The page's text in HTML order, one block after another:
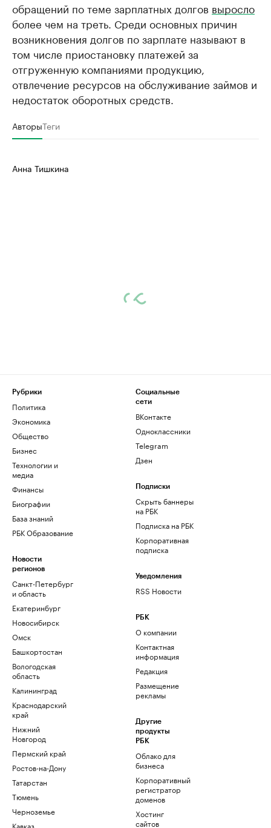
обращений по теме зарплатных долгов выросло
более чем на треть. Среди основных причин
возникновения долгов по зарплате называют в
том числе приостановку платежей за
отгруженную компаниями продукцию,
отвлечение ресурсов на обслуживание займов и
недостаток оборотных средств.
АвторыТеги
Анна Тишкина
Рубрики
Политика
Экономика
Общество
Бизнес
Технологии и
медиа
Финансы
Биографии
База знаний
РБК Образование
Новости
регионов
Санкт-Петербург
и область
Екатеринбург
Новосибирск
Омск
Башкортостан
Вологодская
область
Калининград
Краснодарский
край
Нижний
Новгород
Пермский край
Ростов-на-Дону
Татарстан
Тюмень
Черноземье
Кавказ
Социальные
сети
ВКонтакте
Одноклассники
Telegram
Дзен
Подписки
Скрыть баннеры
на РБК
Подписка на РБК
Корпоративная
подписка
Уведомления
RSS Новости
РБК
О компании
Контактная
информация
Редакция
Размещение
рекламы
Другие
продукты
РБК
Облако для
бизнеса
Корпоративный
регистратор
доменов
Хостинг
сайтов